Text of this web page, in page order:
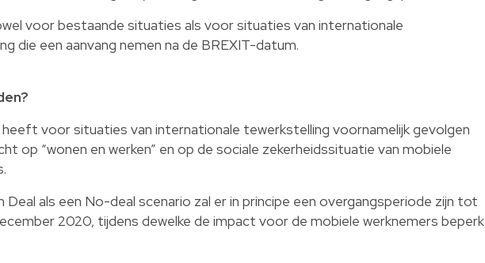
voor bestaande situaties als voor situaties van internationale
die een aanvang nemen na de BREXIT-datum.
heeft voor situaties van internationale tewerkstelling voornamelijk gevolgen
op “wonen en werken” en op de sociale zekerheidssituatie van mobiele
Deal als een No-deal scenario zal er in principe een overgangsperiode zijn tot
2020, tijdens dewelke de impact voor de mobiele werknemers